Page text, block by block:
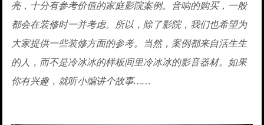
亮，十分有参考价值的家庭影院案例。音响的购买，一般
都会在装修时一并考虑。所以，除了影院，我们也希望为
大家提供一些装修方面的参考。当然，案例都来自活生生
的人，而不是冷冰冰的样板间里冷冰冰的影音器材。如果
你有兴趣，就听小编讲个故事……